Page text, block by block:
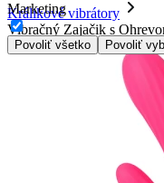
Marketing
Povoliť všetko Povoliť
Králikové vibrátory
Vibračný Zajačik s